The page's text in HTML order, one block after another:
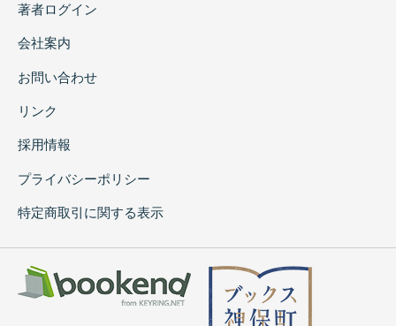
著者ログイン
会社案内
お問い合わせ
リンク
採用情報
プライバシーポリシー
特定商取引に関する表示